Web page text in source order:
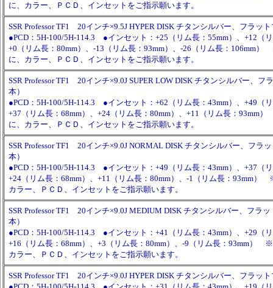
に、カラー、ＰＣＤ、インセットをご指示願います。
SSR Professor TF1 20インチ×9.5J HYPER DISK チタンシルバー、フラッ
●PCD：5H-100/5H-114.3 ●インセット：+25（リム長：55mm）、+12（
+0（リム長：80mm）、-13（リム長：93mm）、-26（リム長：106mm
に、カラー、ＰＣＤ、インセットをご指示願います。
SSR Professor TF1 20インチ×9.0J SUPER LOW DISK チタンシルバー、フ
本）
●PCD：5H-100/5H-114.3 ●インセット：+62（リム長：43mm）、+49（
+37（リム長：68mm）、+24（リム長：80mm）、+11（リム長：93mm
に、カラー、ＰＣＤ、インセットをご指示願います。
SSR Professor TF1 20インチ×9.0J NORMAL DISK チタンシルバー、フラ
本）
●PCD：5H-100/5H-114.3 ●インセット：+49（リム長：43mm）、+37（
+24（リム長：68mm）、+11（リム長：80mm）、-1（リム長：93mm）
カラー、ＰＣＤ、インセットをご指示願います。
SSR Professor TF1 20インチ×9.0J MEDIUM DISK チタンシルバー、フラ
本）
●PCD：5H-100/5H-114.3 ●インセット：+41（リム長：43mm）、+29（
+16（リム長：68mm）、+3（リム長：80mm）、-9（リム長：93mm）
カラー、ＰＣＤ、インセットをご指示願います。
SSR Professor TF1 20インチ×9.0J HYPER DISK チタンシルバー、フラッ